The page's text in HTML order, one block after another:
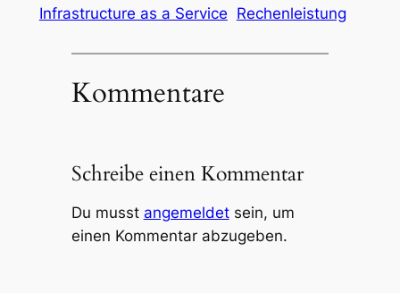
Infrastructure as a Service Rechenleistung
Kommentare
Schreibe einen Kommentar
Du musst angemeldetsein, um
einen Kommentar abzugeben.